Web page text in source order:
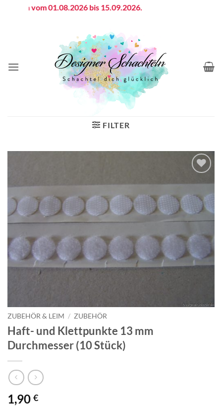
vom 01.08.2026 bis 15.09.2026.
FILTER
Auf die
ZUBEHÖR & LEIM / ZUBEHÖR
Haft- und Klettpunkte 13 mm
Durchmesser (10 Stück)
1,90 €